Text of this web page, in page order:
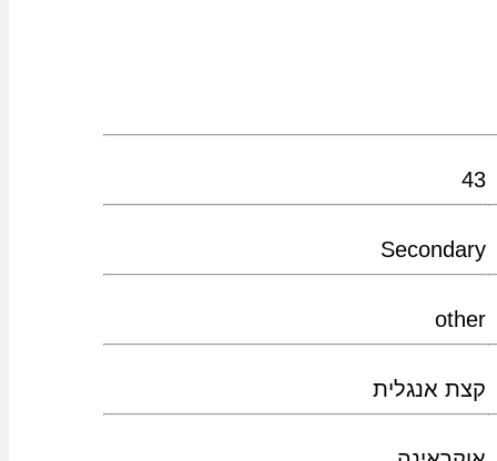
43
Secondary
other
קצת אנגלית